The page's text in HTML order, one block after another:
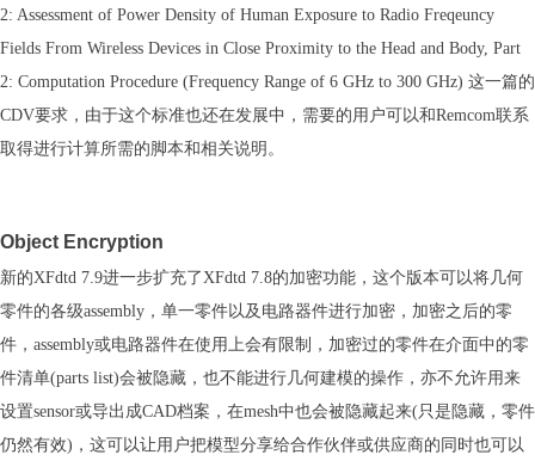
2: Assessment of Power Density of Human Exposure to Radio Freqeuncy
Fields From Wireless Devices in Close Proximity to the Head and Body, Part
2: Computation Procedure (Frequency Range of 6 GHz to 300 GHz) 这一篇的
CDV要求，由于这个标准也还在发展中，需要的用户可以和Remcom联系
取得进行计算所需的脚本和相关说明。
Object Encryption
新的XFdtd 7.9进一步扩充了XFdtd 7.8的加密功能，这个版本可以将几何
零件的各级assembly，单一零件以及电路器件进行加密，加密之后的零
件，assembly或电路器件在使用上会有限制，加密过的零件在介面中的零
件清单(parts list)会被隐藏，也不能进行几何建模的操作，亦不允许用来
设置sensor或导出成CAD档案，在mesh中也会被隐藏起来(只是隐藏，零件
仍然有效)，这可以让用户把模型分享给合作伙伴或供应商的同时也可以